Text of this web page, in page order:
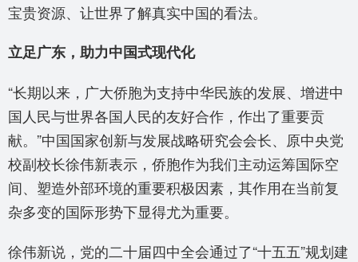
宝贵资源、让世界了解真实中国的看法。
立足广东，助力中国式现代化
“长期以来，广大侨胞为支持中华民族的发展、增进中
国人民与世界各国人民的友好合作，作出了重要贡
献。”中国国家创新与发展战略研究会会长、原中央党
校副校长徐伟新表示，侨胞作为我们主动运筹国际空
间、塑造外部环境的重要积极因素，其作用在当前复
杂多变的国际形势下显得尤为重要。
徐伟新说，党的二十届四中全会通过了“十五五”规划建